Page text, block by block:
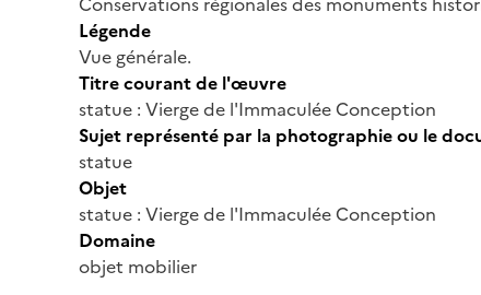
Légende
Vue générale.
Titre courant de l'œuvre
statue : Vierge de l'Immaculée Conception
Sujet représenté par la photographie ou le
statue
Objet
statue : Vierge de l'Immaculée Conception
Domaine
objet mobilier